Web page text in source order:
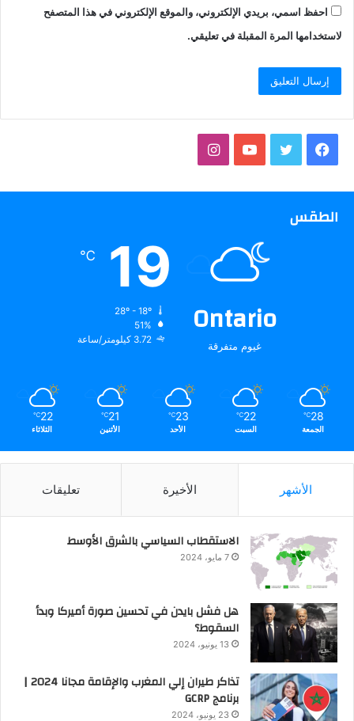
احفظ اسمي، بريدي الإلكتروني، والموقع الإلكتروني في هذا المتصفح
لاستخدامها المرة المقبلة في تعليقي.
فيسبوك تويتر يوتيوبانستقرام
الطقس
Ontario
غيوم متفرقة
19
℃
51%
3.72 كيلومتر/ساعة
28
℃
الجمعة
22
℃
السبت
23
℃
الأحد
21
℃
الأثنين
22
℃
الثلاثاء
الأشهر الأخيرة تعليقات
الاستقطاب السياسي بالشرق الأوسط
7 مايو، 2024
هل فشل بايدن في تحسين صورة أميركا وبدأ
السقوط؟
13 يونيو، 2024
تذاكر طيران إلي المغرب والإقامة مجانا 2024 |
برنامج GCRP
23 يونيو، 2024